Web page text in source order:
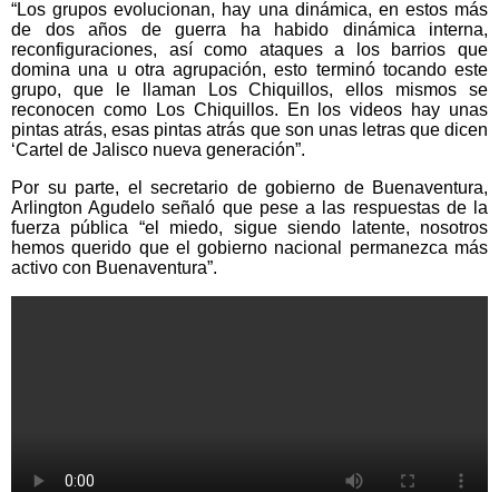
“Los grupos evolucionan, hay una dinámica, en estos más
de dos años de guerra ha habido dinámica interna,
reconfiguraciones, así como ataques a los barrios que
domina una u otra agrupación, esto terminó tocando este
grupo, que le llaman Los Chiquillos, ellos mismos se
reconocen como Los Chiquillos. En los videos hay unas
pintas atrás, esas pintas atrás que son unas letras que dicen
‘Cartel de Jalisco nueva generación”.
Por su parte, el secretario de gobierno de Buenaventura,
Arlington Agudelo señaló que pese a las respuestas de la
fuerza pública “el miedo, sigue siendo latente, nosotros
hemos querido que el gobierno nacional permanezca más
activo con Buenaventura”.